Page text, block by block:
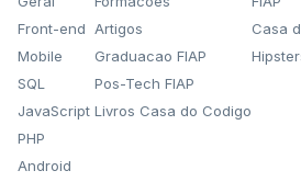
Front-end
Mobile
SQL
JavaScript
PHP
Android
Artigos
Graduacao FIAP
Pos-Tech FIAP
Livros Casa do Codigo
Casa